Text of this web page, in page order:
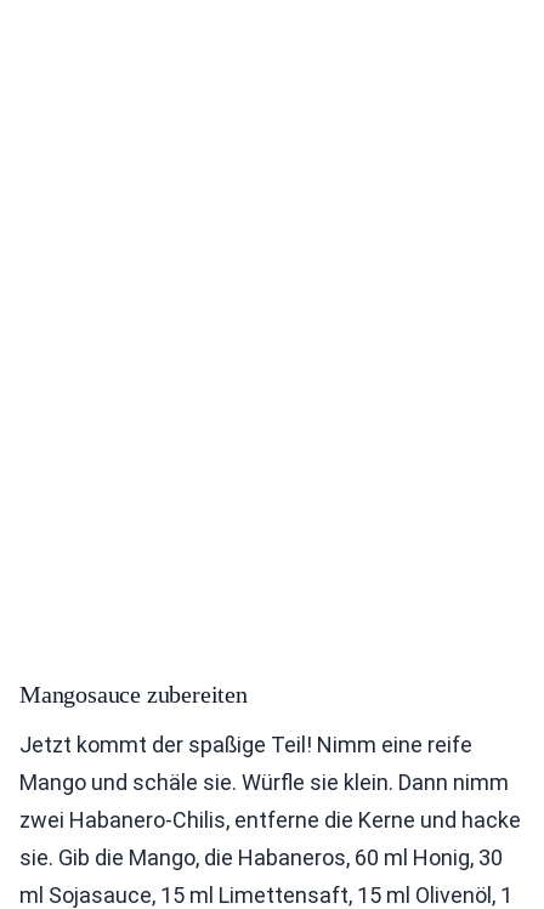
Mangosauce zubereiten
Jetzt kommt der spaßige Teil! Nimm eine reife
Mango und schäle sie. Würfle sie klein. Dann nimm
zwei Habanero-Chilis, entferne die Kerne und hacke
sie. Gib die Mango, die Habaneros, 60 ml Honig, 30
ml Sojasauce, 15 ml Limettensaft, 15 ml Olivenöl, 1